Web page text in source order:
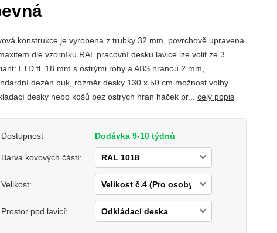
konstrukce je vyrobena z trubky 32 mm, povrchově upravena
dle vzorníku RAL pracovní desku lavice lze volit ze 3
LTD tl. 18 mm s ostrými rohy a ABS hranou 2 mm,
dezén buk, rozměr desky 130 x 50 cm možnost volby
desky nebo košů bez ostrých hran háček pr... celý popis
Dostupnost Dodávka 9-10 týdnů
Barva kovových částí:
Velikost:
Prostor pod lavicí: